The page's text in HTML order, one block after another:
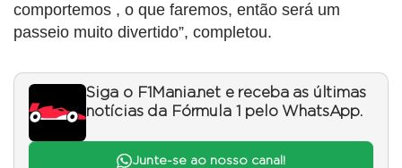
comportemos , o que faremos, então será um
passeio muito divertido”, completou.
Siga o F1Mania.net e receba as últimas
notícias da Fórmula 1 pelo WhatsApp.
Junte-se ao nosso canal!